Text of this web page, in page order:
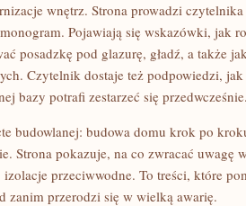
wnętrz. Strona prowadzi
Pojawiają się wskazówki, jak
posadzkę pod glazurę, gładź, a także
Czytelnik dostaje też podpowiedzi, jak
bazy potrafi zestarzeć się
budowlanej: budowa domu krok po
Strona pokazuje, na co zwracać uwagę
przeciwwodne. To treści, które
zanim przerodzi się w wielką awarię.